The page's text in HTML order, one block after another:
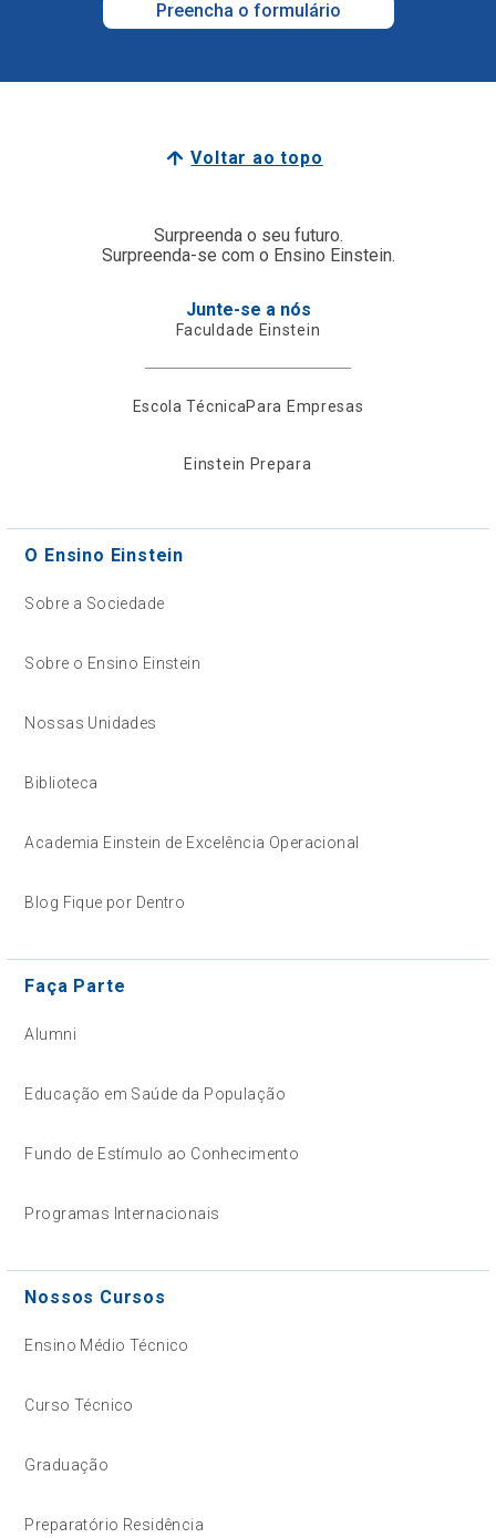
Preencha o formulário
Voltar ao topo
Surpreenda o seu futuro.
Surpreenda-se com o Ensino Einstein.
Junte-se a nós
Faculdade Einstein
Escola TécnicaPara Empresas
Einstein Prepara
O Ensino Einstein
Sobre a Sociedade
Sobre o Ensino Einstein
Nossas Unidades
Biblioteca
Academia Einstein de Excelência Operacional
Blog Fique por Dentro
Faça Parte
Alumni
Educação em Saúde da População
Fundo de Estímulo ao Conhecimento
Programas Internacionais
Nossos Cursos
Ensino Médio Técnico
Curso Técnico
Graduação
Preparatório Residência